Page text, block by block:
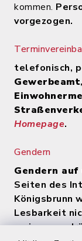
kommen.
vorgezogen.
telefonisch,
Gewerbeamt,
Homepage.
Gendern
Gendern auf
Seiten des
Königsbrunn
Lesbarkeit
weisen